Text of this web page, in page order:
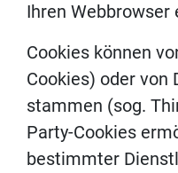
Ihren Webbrowser
Cookies können
Cookies) oder von
stammen (sog.
Party-Cookies
bestimmter